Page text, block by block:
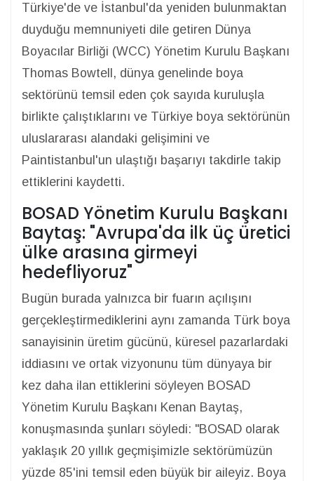
Türkiye'de ve İstanbul'da yeniden bulunmaktan
duyduğu memnuniyeti dile getiren Dünya
Boyacılar Birliği (WCC) Yönetim Kurulu Başkanı
Thomas Bowtell, dünya genelinde boya
sektörünü temsil eden çok sayıda kuruluşla
birlikte çalıştıklarını ve Türkiye boya sektörünün
uluslararası alandaki gelişimini ve
Paintistanbul'un ulaştığı başarıyı takdirle takip
ettiklerini kaydetti.
BOSAD Yönetim Kurulu Başkanı
Baytaş: "Avrupa'da ilk üç üretici
ülke arasına girmeyi
hedefliyoruz"
Bugün burada yalnızca bir fuarın açılışını
gerçekleştirmediklerini aynı zamanda Türk boya
sanayisinin üretim gücünü, küresel pazarlardaki
iddiasını ve ortak vizyonunu tüm dünyaya bir
kez daha ilan ettiklerini söyleyen BOSAD
Yönetim Kurulu Başkanı Kenan Baytaş,
konuşmasında şunları söyledi: "BOSAD olarak
yaklaşık 20 yıllık geçmişimizle sektörümüzün
yüzde 85'ini temsil eden büyük bir aileyiz. Boya